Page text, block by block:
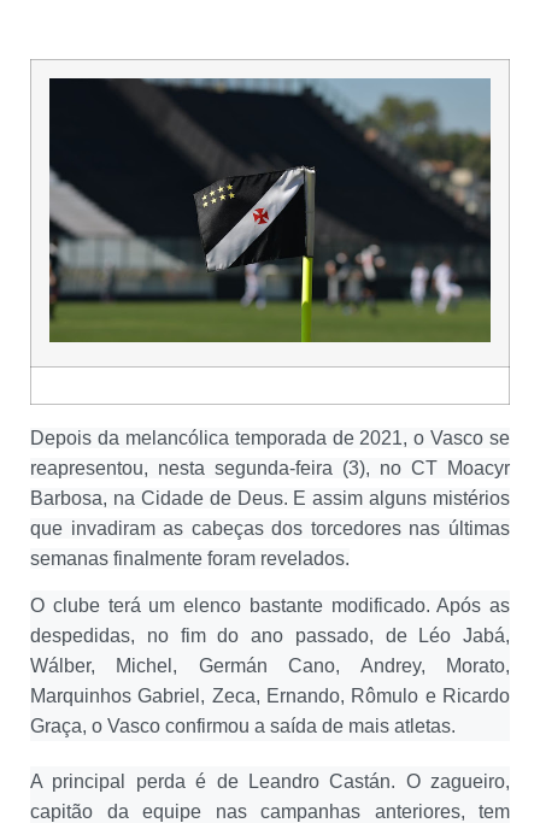
Depois da melancólica temporada de 2021, o Vasco se
reapresentou, nesta segunda-feira (3), no CT Moacyr
Barbosa, na Cidade de Deus. E assim alguns mistérios
que invadiram as cabeças dos torcedores nas últimas
semanas finalmente foram revelados.
O clube terá um elenco bastante modificado. Após as
despedidas, no fim do ano passado, de Léo Jabá,
Wálber, Michel, Germán Cano, Andrey, Morato,
Marquinhos Gabriel, Zeca, Ernando, Rômulo e Ricardo
Graça, o Vasco confirmou a saída de mais atletas.
A principal perda é de Leandro Castán. O zagueiro,
capitão da equipe nas campanhas anteriores, tem